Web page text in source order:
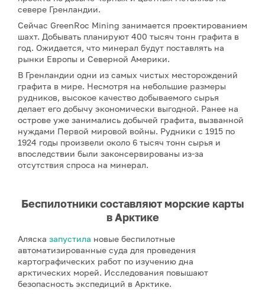
севере Гренландии.
Сейчас GreenRoc Mining занимается проектированием
шахт. Добывать планируют 400 тысяч тонн графита в
год. Ожидается, что минерал будут поставлять на
рынки Европы и Северной Америки.
В Гренландии одни из самых чистых месторождений
графита в мире. Несмотря на небольшие размеры
рудников, высокое качество добываемого сырья
делает его добычу экономически выгодной. Ранее на
острове уже занимались добычей графита, вызванной
нуждами Первой мировой войны. Рудники с 1915 по
1924 годы произвели около 6 тысяч тонн сырья и
впоследствии были законсервированы из-за
отсутствия спроса на минерал.
Беспилотники составляют морские карты
в Арктике
Аляска запустила новые беспилотные
автоматизированные суда для проведения
картографических работ по изучению дна
арктических морей. Исследования повышают
безопасность экспедиций в Арктике.